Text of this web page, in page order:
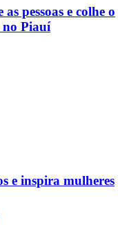
pessoas e colhe o
no Piauí
e inspira mulheres